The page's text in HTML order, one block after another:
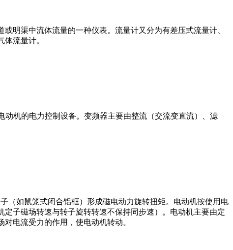
明渠中流体流量的一种仪表。流量计又分为有差压式流量计、
流量计。
动机的电力控制设备。变频器主要由整流（交流变直流）、滤
（如鼠笼式闭合铝框）形成磁电动力旋转扭矩。电动机按使用电
子磁场转速与转子旋转转速不保持同步速）。电动机主要由定
电流受力的作用，使电动机转动。